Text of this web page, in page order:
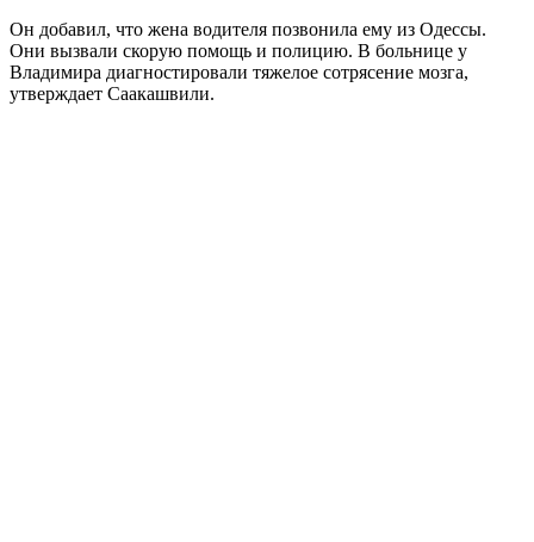
Он добавил, что жена водителя позвонила ему из Одессы.
Они вызвали скорую помощь и полицию. В больнице у
Владимира диагностировали тяжелое сотрясение мозга,
утверждает Саакашвили.